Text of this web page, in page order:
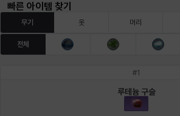
아야 아이솔 아이작 알렉스
에키온 엘레나
빠른 아이템 찾기
무기 옷 머리
전체
#1
루테늄 구슬